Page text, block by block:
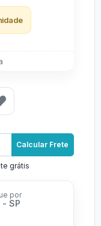
Calcular Frete
grátis
por
- SP